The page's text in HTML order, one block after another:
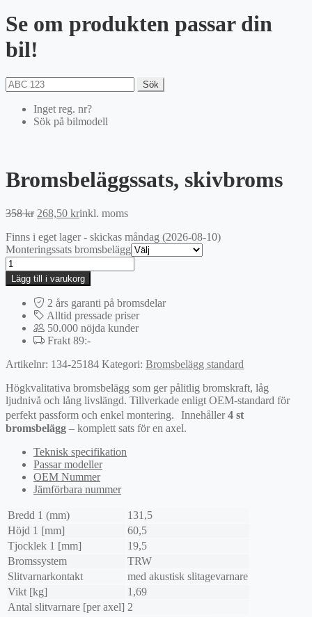
Se om produkten passar din
bil!
Sök
Inget reg. nr?
Sök på bilmodell
Bromsbeläggssats, skivbroms
358kr Det
priset
var:
268,50 krDet
priset
är:
inkl. moms
Finns i eget lager - skickas måndag (2026-08-10)
Monteringssats bromsbelägg
Bromsbeläggssats,
skivbroms
mängd
Lägg till i varukorg
2 års garanti på bromsdelar
Alltid pressade priser
50.000 nöjda kunder
Frakt 89:-
Artikelnr: 134-25184 Kategori: Bromsbelägg standard
Högkvalitativa bromsbelägg som ger pålitlig bromskraft, låg
ljudnivå och lång livslängd. Tillverkade enligt OEM-standard för
perfekt passform och enkel montering. Innehåller4 st
bromsbelägg – komplett sats för en axel.
Teknisk specifikation
Passar modeller
OEM Nummer
Jämförbara nummer
Bredd 1 (mm)
131,5
Höjd 1 [mm]
60,5
Tjocklek 1 [mm]
19,5
Bromssystem
TRW
Slitvarnarkontakt
med akustisk slitagevarnare
Vikt [kg]
1,69
Antal slitvarnare [per axel] 2